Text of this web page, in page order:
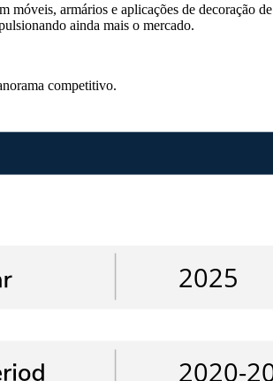
armários e aplicações de decoração
ainda mais o mercado.
competitivo.